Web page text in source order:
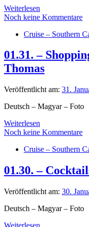
Weiterlesen
Noch keine Kommentare
Cruise – Southern
01.31. –
Thomas
Veröffentlicht am: 31.
Deutsch – Magyar – Foto
Weiterlesen
Noch keine Kommentare
Cruise – Southern
01.30. –
Veröffentlicht am: 30.
Deutsch – Magyar – Foto